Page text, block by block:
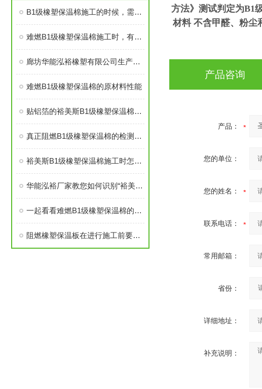
B1级橡塑保温棉施工的时候，需要注意哪些事项
难燃B1级橡塑保温棉施工时，有些事情得注意
廊坊华能泓裕橡塑有限公司生产的圣裕德B1级橡塑保温棉为什么如此受欢迎？
难燃B1级橡塑保温棉的原材料性能
贴铝箔的裕美斯B1级橡塑保温棉优点技术指标
真正阻燃B1级橡塑保温棉的检测标准及技术指标
裕美斯B1级橡塑保温棉施工时怎样选配及体积计算方法
华能泓裕厂家教您如何识别“裕美斯”牌B1级橡塑保温棉产品
一起看看难燃B1级橡塑保温棉的原材料性能
阻燃橡塑保温板在进行施工前要做好这些准备工作
方法》测试判定为B1
材料 不含甲醛、粉尘
产品咨询
产品：
您的单位：
您的姓名：
联系电话：
常用邮箱：
省份：
详细地址：
补充说明：